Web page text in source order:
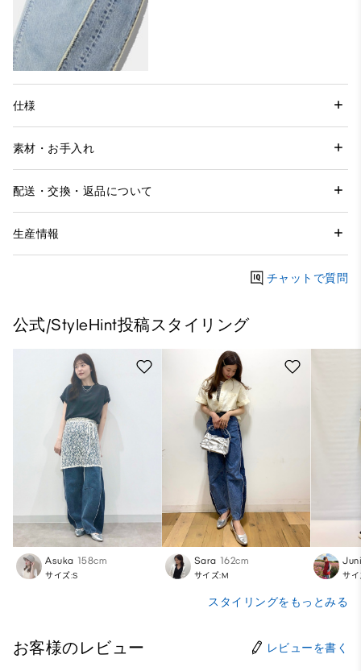
仕様
素材・お手入れ
配送・交換・返品について
生産情報
チャットで質問
公式/StyleHint投稿スタイリング
Asuka 158cm
サイズ:S
Sara 162cm
サイズ:M サ
スタイリングをもっとみる
お客様のレビュー レビューを書く